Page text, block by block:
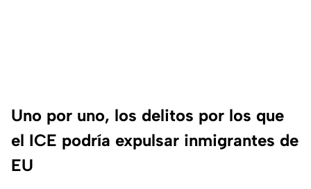
Uno por uno, los delitos por los que
el ICE podría expulsar inmigrantes de
EU